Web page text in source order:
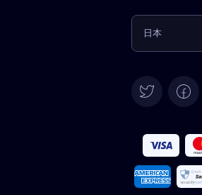
日本
Español
Français